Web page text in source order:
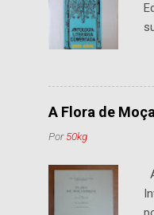
A Flora de
Por50kg